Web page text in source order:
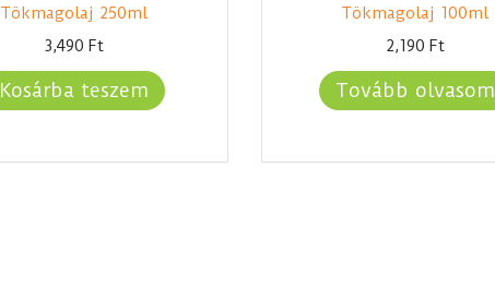
Tökmagolaj 250ml
3,490 Ft
Kosárba teszem
Tökmagolaj 100ml
2,190 Ft
Tovább olvasom